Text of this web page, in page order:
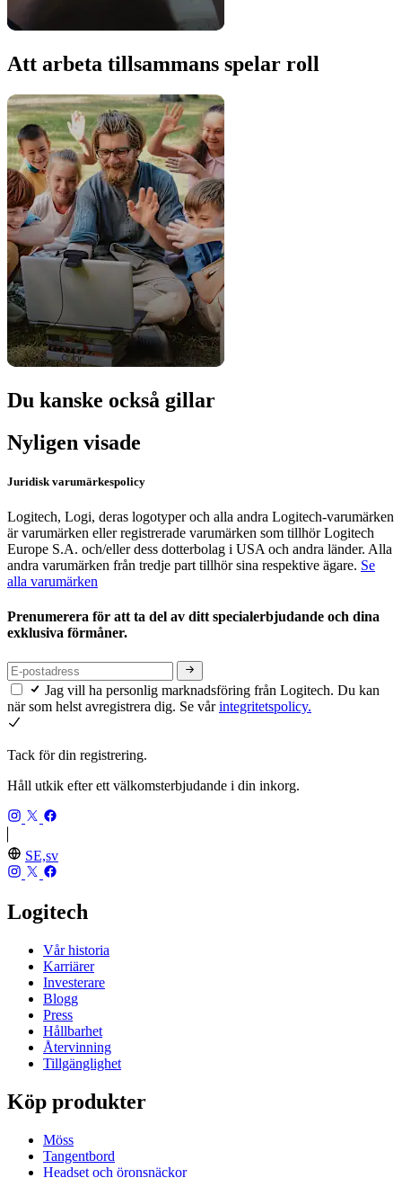
Att arbeta tillsammans spelar roll
Du kanske också gillar
Nyligen visade
Juridisk varumärkespolicy
Logitech, Logi, deras logotyper och alla andra Logitech-varumärken
är varumärken eller registrerade varumärken som tillhör Logitech
Europe S.A. och/eller dess dotterbolag i USA och andra länder. Alla
andra varumärken från tredje part tillhör sina respektive ägare. Se
alla varumärken
Prenumerera för att ta del av ditt specialerbjudande och dina
exklusiva förmåner.
Jag vill ha personlig marknadsföring från Logitech. Du kan
när som helst avregistrera dig. Se vårintegritetspolicy.
Tack för din registrering.
Håll utkik efter ett välkomsterbjudande i din inkorg.
SE,sv
Logitech
Vår historia
Karriärer
Investerare
Blogg
Press
Hållbarhet
Återvinning
Tillgänglighet
Köp produkter
Möss
Tangentbord
Headset och öronsnäckor